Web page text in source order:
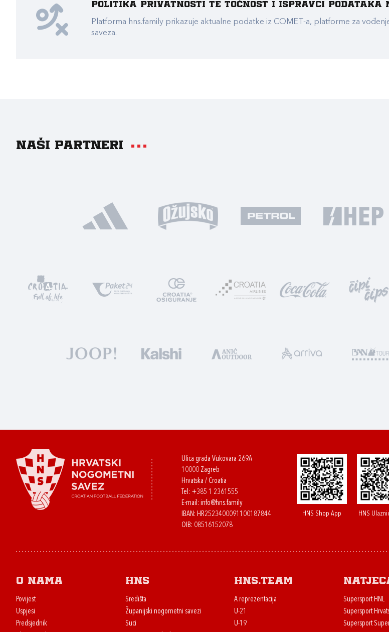
Politika privatnosti te točnost i ispravci podataka
Platforma hns.family prikazuje aktualne podatke iz COMET-a, platforme za
saveza.
Naši partneri
Ulica grada Vukovara 269A
10000 Zagreb
Hrvatska / Croatia
Tel: +385 1 2361555
E-mail: info@hns.family
IBAN: HR2523400091100187844
OIB: 08516152078
HNS Shop App HNS
O nama
Povijest
Uspjesi
Predsjednik
HNS
Središta
Županijski nogometni savezi
Suci
HNS.team
A reprezentacija
U-21
U-19
Supersport HNL
Supersport
Supersport